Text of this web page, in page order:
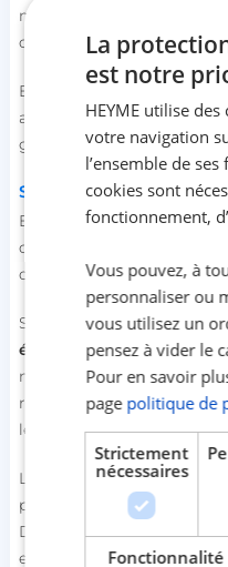
magasin. Ce document
du service et l’accueil des
En plus d’être agréable,
avantages dans certains
garder les achats
Serveur ou barman
En tant qu’étudiant, il
dans les restaurants
disponible les soirs et les
Serveur et barman font
étudiants les mieux
minimum : bienveillant,
rémunération augmente
les pourboires des clients
Les horaires de nuit
pour laquelle ces jobs sont
Dans la plupart des cas,
en guise de «
La
est notre
HEYME utilise
votre navigation
l’ensemble de
cookies sont
fonctionnement,
Vous pouvez, à
personnaliser ou
vous utilisez un
pensez à vider le
Pour en savoir
page politique de
Strictement
nécessaires
Fonctionnalité